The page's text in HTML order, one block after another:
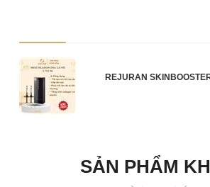
Ảnh sản phẩm
REJURAN
SẢN PHẨM